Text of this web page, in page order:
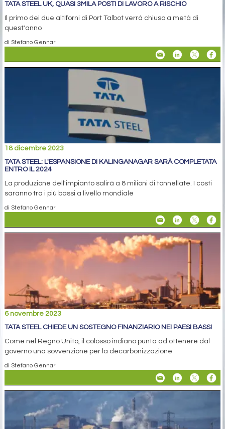
TATA STEEL UK, QUASI 3MILA POSTI DI LAVORO A RISCHIO
Il primo dei due altiforni di Port Talbot verrà chiuso a metà di
quest'anno
di Stefano Gennari
18 dicembre 2023
TATA STEEL: L'ESPANSIONE DI KALINGANAGAR SARÀ COMPLETATA
ENTRO IL 2024
La produzione dell'impianto salirà a 8 milioni di tonnellate. I costi
saranno tra i più bassi a livello mondiale
di Stefano Gennari
6 novembre 2023
TATA STEEL CHIEDE UN SOSTEGNO FINANZIARIO NEI PAESI BASSI
Come nel Regno Unito, il colosso indiano punta ad ottenere dal
governo una sovvenzione per la decarbonizzazione
di Stefano Gennari